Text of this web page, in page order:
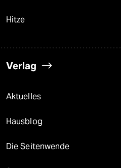
Hitze
Verlag
Aktuelles
Hausblog
Die Seitenwende